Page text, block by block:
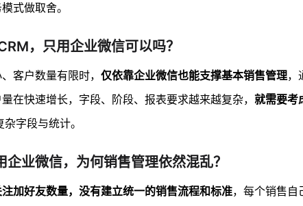
式做取舍。
，只用企业微信可以吗？
客户数量有限时， 仅依靠企业微信也能支撑基本销售管理，
在快速增长，字段、阶段、报表要求越来越复杂， 就需要考
字段与统计。
企业微信，为何销售管理依然混乱？
注加好友数量，没有建立统一的销售流程和标准，每个销售自